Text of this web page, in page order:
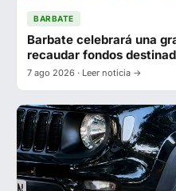
BARBATE
Barbate celebrará una
recaudar fondos
7 ago 2026 · Leer noticia →